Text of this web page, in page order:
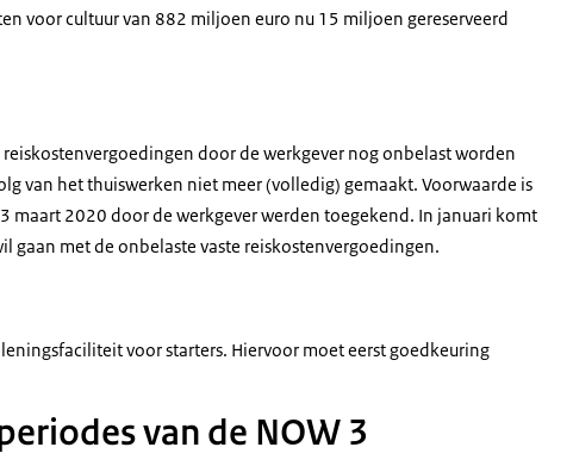
voor cultuur van 882 miljoen euro nu 15 miljoen gereserveerd
door de werkgever nog onbelast worden
van het thuiswerken niet meer (volledig) gemaakt. Voorwaarde is
maart 2020 door de werkgever werden toegekend. In januari komt
gaan met de onbelaste vaste reiskostenvergoedingen.
voor starters. Hiervoor moet eerst goedkeuring
van de NOW 3